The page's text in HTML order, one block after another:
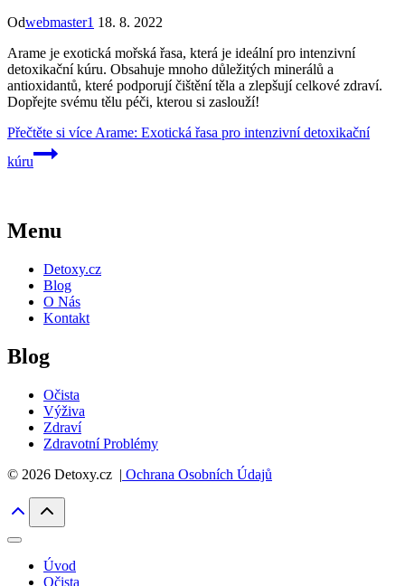
Odwebmaster1 18. 8. 2022
Arame je exotická mořská řasa, která je ideální pro intenzivní
detoxikační kúru. Obsahuje mnoho důležitých minerálů a
antioxidantů, které podporují čištění těla a zlepšují celkové zdraví.
Dopřejte svému tělu péči, kterou si zaslouží!
Přečtěte si více Arame: Exotická řasa pro intenzivní detoxikační
kúru
Menu
Detoxy.cz
Blog
O Nás
Kontakt
Blog
Očista
Výživa
Zdraví
Zdravotní Problémy
© 2026 Detoxy.cz | Ochrana Osobních Údajů
Úvod
Očista